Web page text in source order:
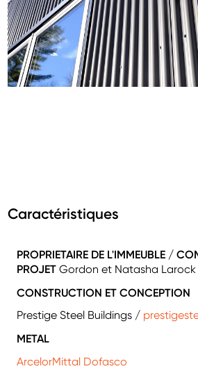
Caractéristiques
PROPRIETAIRE DE L'IMMEUBLE /
PROJETGordon et Natasha Larock
CONSTRUCTION ET CONCEPTION
Prestige Steel Buildings /
METAL
ArcelorMittal Dofasco